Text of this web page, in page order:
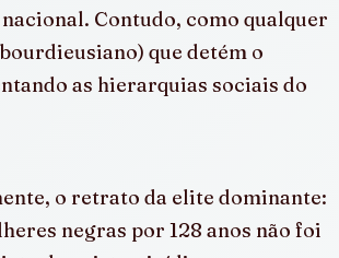
Contudo, como qualquer
que detém o
as hierarquias sociais do
o retrato da elite dominante:
negras por 128 anos não foi